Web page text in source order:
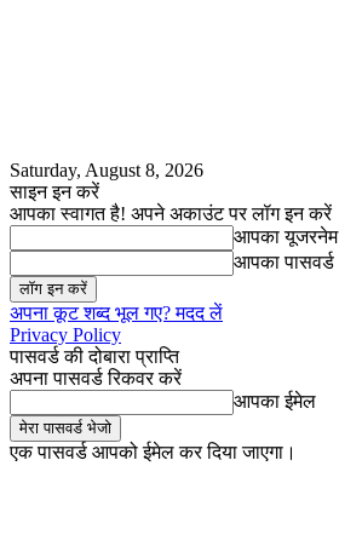
Saturday, August 8, 2026
साइन इन करें
आपका स्वागत है! अपने अकाउंट पर लॉग इन करें
आपका यूजरनेम
आपका पासवर्ड
अपना कूट शब्द भूल गए? मदद लें
Privacy Policy
पासवर्ड की दोबारा प्राप्ति
अपना पासवर्ड रिकवर करें
आपका ईमेल
एक पासवर्ड आपको ईमेल कर दिया जाएगा।